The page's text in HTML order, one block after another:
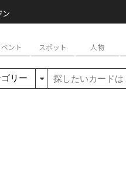
ン
ント スポット 人物